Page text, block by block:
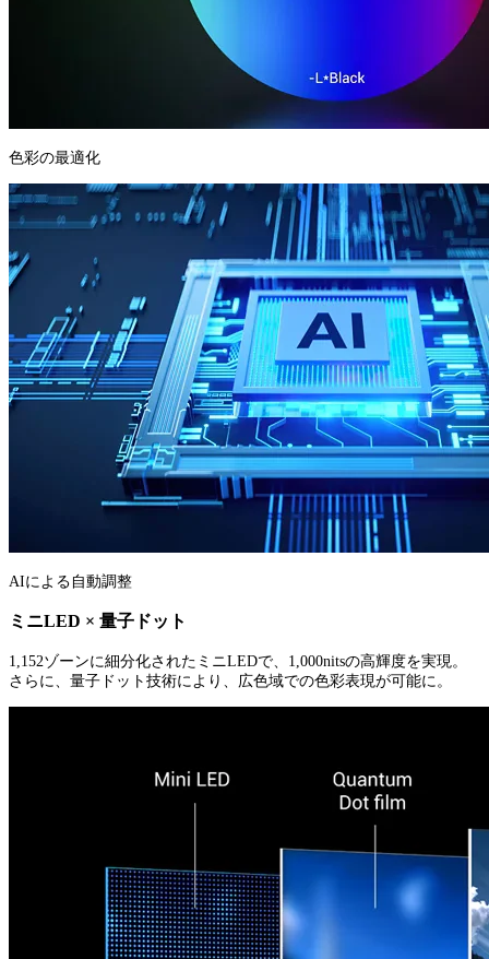
色彩の最適化
AIによる自動調整
ミニLED × 量子ドット
1,152ゾーンに細分化されたミニLEDで、1,000nitsの高輝度を実現。
さらに、量子ドット技術により、広色域での色彩表現が可能に。